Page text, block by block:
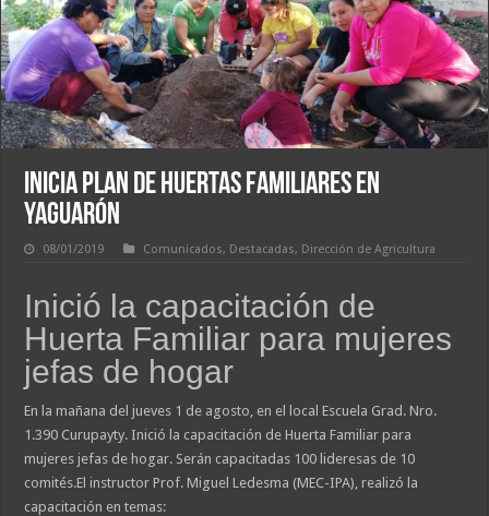
INICIA PLAN DE HUERTAS FAMILIARES EN
YAGUARÓN
08/01/2019 Comunicados, Destacadas, Dirección de Agricultura
Inició la capacitación de
Huerta Familiar para mujeres
jefas de hogar
En la mañana del jueves 1 de agosto, en el local Escuela Grad. Nro.
1.390 Curupayty. Inició la capacitación de Huerta Familiar para
mujeres jefas de hogar. Serán capacitadas 100 lideresas de 10
comités.El instructor Prof. Miguel Ledesma (MEC-IPA), realizó la
capacitación en temas: